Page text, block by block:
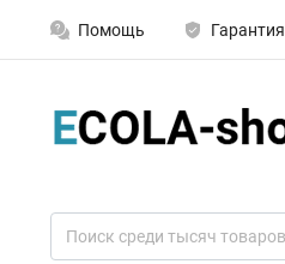
Помощь Гарантия